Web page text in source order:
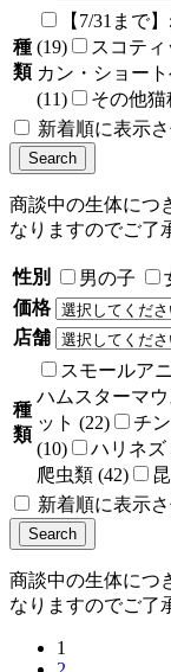
種
類
【7/31まで
(19)
スコティ
カン・ショー
(11)
その他猫
新着順に表示
商談中の生体につ
なりますのでご了
性別 男の子
価格
店舗
種
類
スモールア
ハムスターマウ
ット (22)
チ
(10)
ハリネズ
爬虫類 (42)
新着順に表示
商談中の生体につ
なりますのでご了
1